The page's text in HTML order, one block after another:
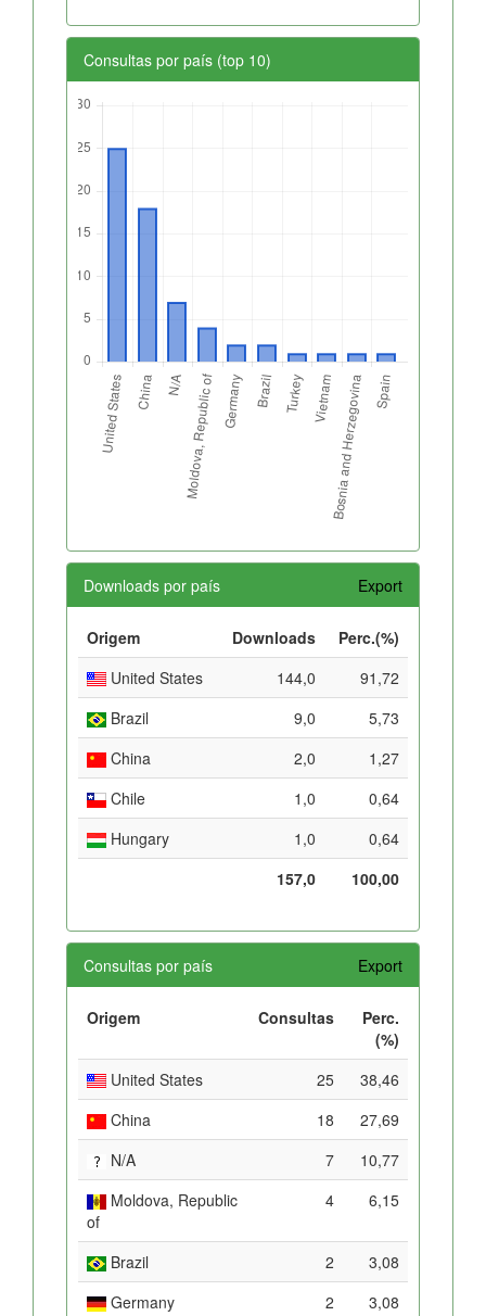
Consultas por país (top 10)
Downloads por país Export
Origem Downloads
Perc.(%)
United States
144,0
91,72
Brazil
9,0
5,73
China
2,0
1,27
Chile
1,0
0,64
Hungary
1,0
0,64
157,0
100,00
Consultas por país Export
Origem Consultas
Perc.
(%)
United States
25
38,46
China
18
27,69
N/A
7
10,77
Moldova, Republic
of
4 6,15
Brazil 2
3,08
Germany
2
3,08